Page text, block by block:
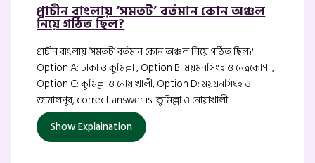
প্রাচীন বাংলায় ‘সমতট’ বর্তমান কোন অঞ্চল
নিয়ে গঠিত ছিল?
প্রাচীন বাংলায় ‘সমতট’ বর্তমান কোন অঞ্চল নিয়ে গঠিত ছিল?
Option A: ঢাকা ও কুমিল্লা , Option B: ময়মনসিংহ ও নেত্রকোণা ,
Option C: কুমিল্লা ও নোয়াখালী, Option D: ময়মনসিংহ ও
জামালপুর, correct answer is: কুমিল্লা ও নোয়াখালী
Show Explaination